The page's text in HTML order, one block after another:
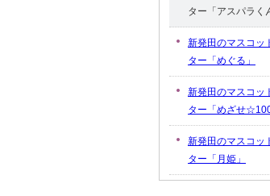
ター「アスパラく
新発田のマスコッ
ター「めぐる」
新発田のマスコッ
ター「めざせ☆100
新発田のマスコッ
ター「月姫」